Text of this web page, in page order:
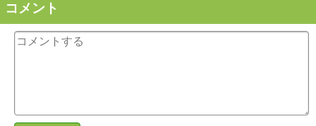
コメント